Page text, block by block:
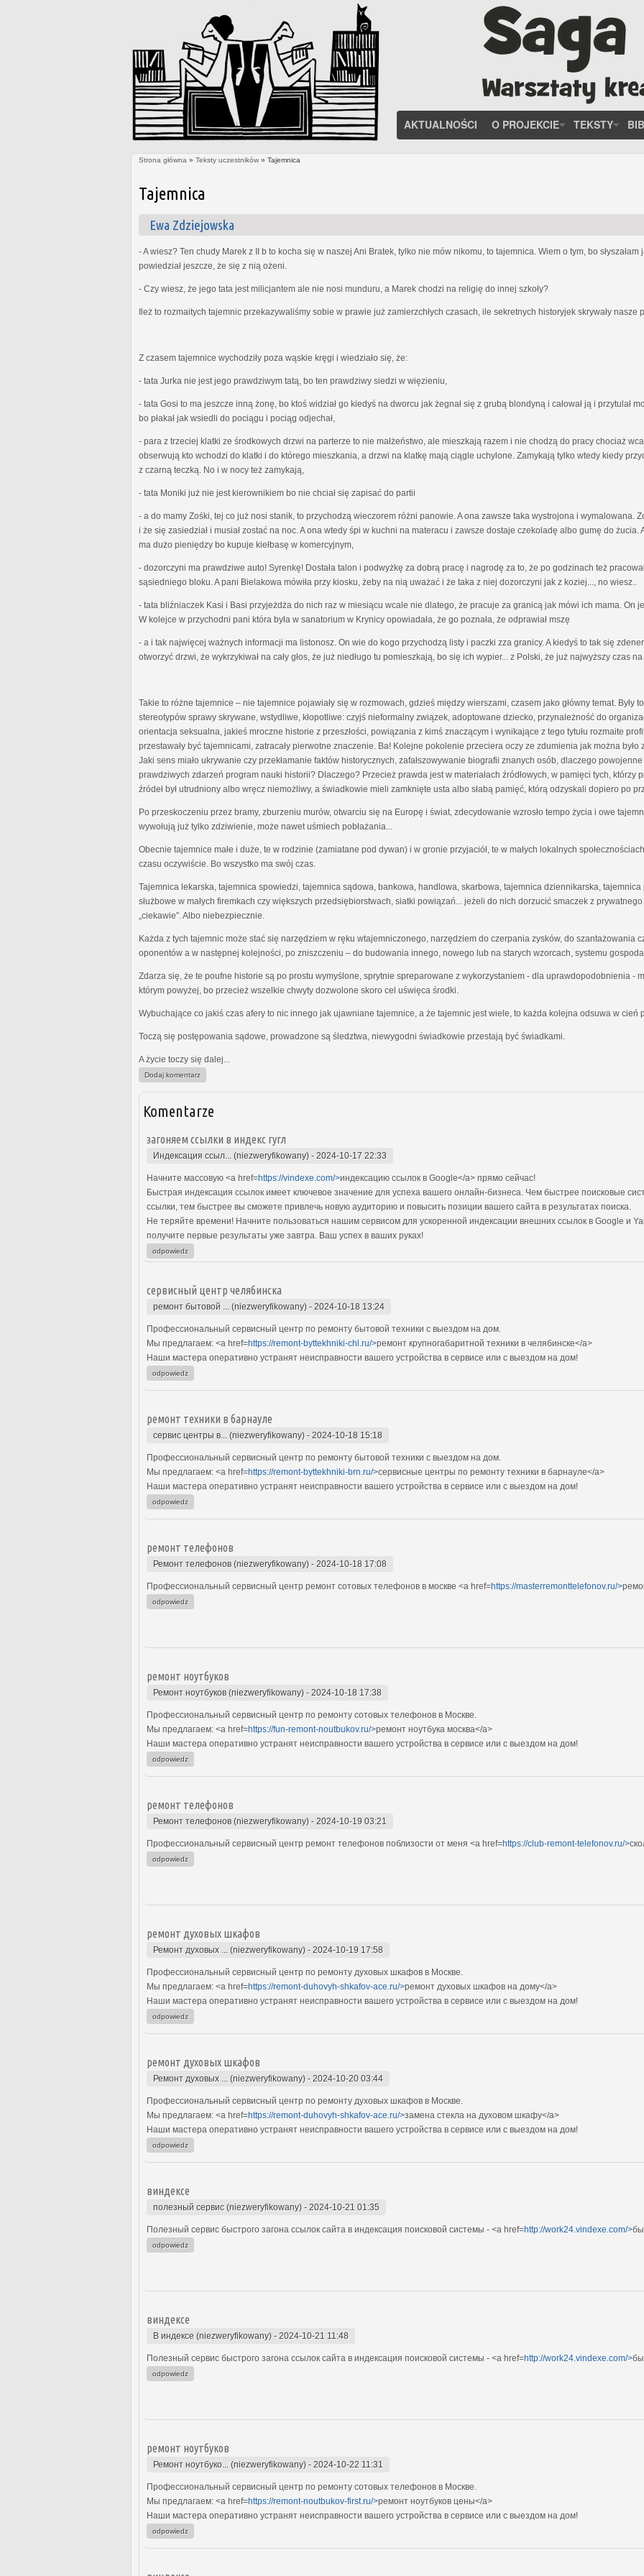
AKTUALNOŚCI O PROJEKCIE TEKSTY
Strona główna » Teksty uczestników » Tajemnica
Tajemnica
Ewa Zdziejowska
- A wiesz? Ten chudy Marek z II b to kocha się w naszej Ani Bratek, tylko nie mów nikomu, to tajemnica. Wiem o tym, bo
powiedział jeszcze, że się z nią ożeni.
- Czy wiesz, że jego tata jest milicjantem ale nie nosi munduru, a Marek chodzi na religię do innej szkoły?
Ileż to rozmaitych tajemnic przekazywaliśmy sobie w prawie już zamierzchłych czasach, ile sekretnych historyjek skrywały nasze
Z czasem tajemnice wychodziły poza wąskie kręgi i wiedziało się, że:
- tata Jurka nie jest jego prawdziwym tatą, bo ten prawdziwy siedzi w więzieniu,
- tata Gosi to ma jeszcze inną żonę, bo ktoś widział go kiedyś na dworcu jak żegnał się z grubą blondyną i całował ją i przytulał
bo płakał jak wsiedli do pociągu i pociąg odjechał,
- para z trzeciej klatki ze środkowych drzwi na parterze to nie małżeństwo, ale mieszkają razem i nie chodzą do pracy chociaż
obserwują kto wchodzi do klatki i do którego mieszkania, a drzwi na klatkę mają ciągle uchylone. Zamykają tylko wtedy kiedy
z czarną teczką. No i w nocy też zamykają,
- tata Moniki już nie jest kierownikiem bo nie chciał się zapisać do partii
- a do mamy Zośki, tej co już nosi stanik, to przychodzą wieczorem różni panowie. A ona zawsze taka wystrojona i wymalowana.
i że się zasiedział i musiał zostać na noc. A ona wtedy śpi w kuchni na materacu i zawsze dostaje czekoladę albo gumę do
ma dużo pieniędzy bo kupuje kiełbasę w komercyjnym,
- dozorczyni ma prawdziwe auto! Syrenkę! Dostała talon i podwyżkę za dobrą pracę i nagrodę za to, że po godzinach też
sąsiedniego bloku. A pani Bielakowa mówiła przy kiosku, żeby na nią uważać i że taka z niej dozorczyni jak z koziej..., no wiesz..
- tata bliźniaczek Kasi i Basi przyjeżdża do nich raz w miesiącu wcale nie dlatego, że pracuje za granicą jak mówi ich mama. On
W kolejce w przychodni pani która była w sanatorium w Krynicy opowiadała, że go poznała, że odprawiał mszę
- a i tak najwięcej ważnych informacji ma listonosz. On wie do kogo przychodzą listy i paczki zza granicy. A kiedyś to tak się
otworzyć drzwi, że wykrzykiwał na cały głos, że już niedługo tu pomieszkają, bo się ich wypier... z Polski, że już najwyższy czas
Takie to różne tajemnice – nie tajemnice pojawiały się w rozmowach, gdzieś między wierszami, czasem jako główny temat. Były
stereotypów sprawy skrywane, wstydliwe, kłopotliwe: czyjś nieformalny związek, adoptowane dziecko, przynależność do
orientacja seksualna, jakieś mroczne historie z przeszłości, powiązania z kimś znaczącym i wynikające z tego tytułu rozmaite
przestawały być tajemnicami, zatracały pierwotne znaczenie. Ba! Kolejne pokolenie przeciera oczy ze zdumienia jak można było
Jaki sens miało ukrywanie czy przekłamanie faktów historycznych, zafałszowywanie biografii znanych osób, dlaczego
prawdziwych zdarzeń program nauki historii? Dlaczego? Przecież prawda jest w materiałach źródłowych, w pamięci tych, którzy
źródeł był utrudniony albo wręcz niemożliwy, a świadkowie mieli zamknięte usta albo słabą pamięć, którą odzyskali dopiero po
Po przeskoczeniu przez bramy, zburzeniu murów, otwarciu się na Europę i świat, zdecydowanie wzrosło tempo życia i owe
wywołują już tylko zdziwienie, może nawet uśmiech pobłażania...
Obecnie tajemnice małe i duże, te w rodzinie (zamiatane pod dywan) i w gronie przyjaciół, te w małych lokalnych
czasu oczywiście. Bo wszystko ma swój czas.
Tajemnica lekarska, tajemnica spowiedzi, tajemnica sądowa, bankowa, handlowa, skarbowa, tajemnica dziennikarska,
służbowe w małych firemkach czy większych przedsiębiorstwach, siatki powiązań... jeżeli do nich dorzucić smaczek z
„ciekawie”. Albo niebezpiecznie.
Każda z tych tajemnic może stać się narzędziem w ręku wtajemniczonego, narzędziem do czerpania zysków, do szantażowania
oponentów a w następnej kolejności, po zniszczeniu – do budowania innego, nowego lub na starych wzorcach, systemu
Zdarza się, że te poufne historie są po prostu wymyślone, sprytnie spreparowane z wykorzystaniem - dla uprawdopodobnienia -
którym powyżej, bo przecież wszelkie chwyty dozwolone skoro cel uświęca środki.
Wybuchające co jakiś czas afery to nic innego jak ujawniane tajemnice, a że tajemnic jest wiele, to każda kolejna odsuwa w cień
Toczą się postępowania sądowe, prowadzone są śledztwa, niewygodni świadkowie przestają być świadkami.
A życie toczy się dalej...
Dodaj komentarz
Komentarze
загоняем ссылки в индекс гугл
Индексация ссыл... (niezweryfikowany) - 2024-10-17 22:33
Начните массовую <a href=https://vindexe.com/>индексацию ссылок в Google</a> прямо cейчас!
Быстрая индексация ссылок имеет ключевое значение для успеха вашего онлайн-бизнеса. Чем быстрее поисковые
ссылки, тем быстрее вы сможете привлечь новую аудиторию и повысить позиции вашего сайта в результатах поиска.
Не теряйте времени! Начните пользоваться нашим сервисом для ускоренной индексации внешних ссылок в Google и
получите первые результаты уже завтра. Ваш успех в ваших руках!
odpowiedz
сервисный центр челябинска
ремонт бытовой ... (niezweryfikowany) - 2024-10-18 13:24
Профессиональный сервисный центр по ремонту бытовой техники с выездом на дом.
Мы предлагаем: <a href=https://remont-byttekhniki-chl.ru/>ремонт крупногабаритной техники в челябинске</a>
Наши мастера оперативно устранят неисправности вашего устройства в сервисе или с выездом на дом!
odpowiedz
ремонт техники в барнауле
сервис центры в... (niezweryfikowany) - 2024-10-18 15:18
Профессиональный сервисный центр по ремонту бытовой техники с выездом на дом.
Мы предлагаем: <a href=https://remont-byttekhniki-brn.ru/>сервисные центры по ремонту техники в барнауле</a>
Наши мастера оперативно устранят неисправности вашего устройства в сервисе или с выездом на дом!
odpowiedz
ремонт телефонов
Ремонт телефонов (niezweryfikowany) - 2024-10-18 17:08
Профессиональный сервисный центр ремонт сотовых телефонов в москве <a href=https://masterremonttelefonov.ru/>
odpowiedz
ремонт ноутбуков
Ремонт ноутбуков (niezweryfikowany) - 2024-10-18 17:38
Профессиональный сервисный центр по ремонту сотовых телефонов в Москве.
Мы предлагаем: <a href=https://fun-remont-noutbukov.ru/>ремонт ноутбука москва</a>
Наши мастера оперативно устранят неисправности вашего устройства в сервисе или с выездом на дом!
odpowiedz
ремонт телефонов
Ремонт телефонов (niezweryfikowany) - 2024-10-19 03:21
Профессиональный сервисный центр ремонт телефонов поблизости от меня <a href=https://club-remont-telefonov.ru/>
odpowiedz
ремонт духовых шкафов
Ремонт духовых ... (niezweryfikowany) - 2024-10-19 17:58
Профессиональный сервисный центр по ремонту духовых шкафов в Москве.
Мы предлагаем: <a href=https://remont-duhovyh-shkafov-ace.ru/>ремонт духовых шкафов на дому</a>
Наши мастера оперативно устранят неисправности вашего устройства в сервисе или с выездом на дом!
odpowiedz
ремонт духовых шкафов
Ремонт духовых ... (niezweryfikowany) - 2024-10-20 03:44
Профессиональный сервисный центр по ремонту духовых шкафов в Москве.
Мы предлагаем: <a href=https://remont-duhovyh-shkafov-ace.ru/>замена стекла на духовом шкафу</a>
Наши мастера оперативно устранят неисправности вашего устройства в сервисе или с выездом на дом!
odpowiedz
виндексе
полезный сервис (niezweryfikowany) - 2024-10-21 01:35
Полезный сервис быстрого загона ссылок сайта в индексация поисковой системы - <a href=http://work24.vindexe.com/>
odpowiedz
виндексе
В индексе (niezweryfikowany) - 2024-10-21 11:48
Полезный сервис быстрого загона ссылок сайта в индексация поисковой системы - <a href=http://work24.vindexe.com/>
odpowiedz
ремонт ноутбуков
Ремонт ноутбуко... (niezweryfikowany) - 2024-10-22 11:31
Профессиональный сервисный центр по ремонту сотовых телефонов в Москве.
Мы предлагаем: <a href=https://remont-noutbukov-first.ru/>ремонт ноутбуков цены</a>
Наши мастера оперативно устранят неисправности вашего устройства в сервисе или с выездом на дом!
odpowiedz